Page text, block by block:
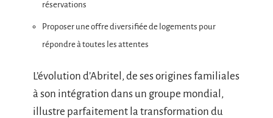
réservations
Proposer une offre diversifiée de logements pour
répondre à toutes les attentes
L’évolution d’Abritel, de ses origines familiales
à son intégration dans un groupe mondial,
illustre parfaitement la transformation du